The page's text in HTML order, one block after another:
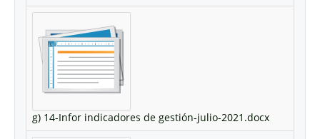
g) 14-Infor indicadores de gestión-julio-2021.docx